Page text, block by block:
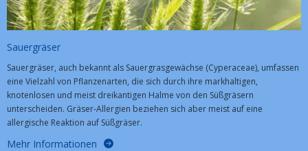
Sauergräser
Sauergräser, auch bekannt als Sauergrasgewächse (Cyperaceae), umfassen
eine Vielzahl von Pflanzenarten, die sich durch ihre markhaltigen,
knotenlosen und meist dreikantigen Halme von den Süßgräsern
unterscheiden. Gräser-Allergien beziehen sich aber meist auf eine
allergische Reaktion auf Süßgräser.
Mehr Informationen